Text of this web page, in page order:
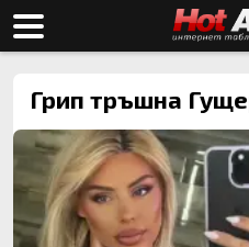
Грип тръшна